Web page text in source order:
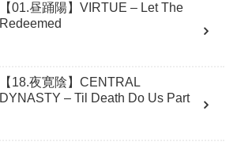
【01.昼踊陽】VIRTUE – Let The
Redeemed
【18.夜寛陰】CENTRAL
DYNASTY – Til Death Do Us Part